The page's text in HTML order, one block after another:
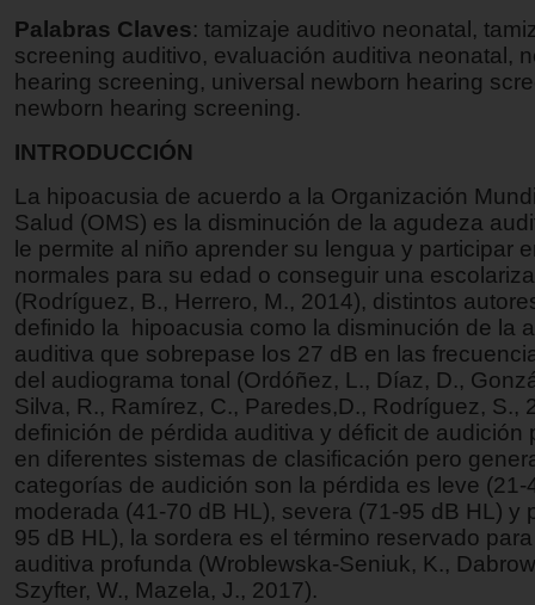
Palabras Claves: tamizaje auditivo neonatal,
screening auditivo, evaluación auditiva neonatal,
hearing screening, universal newborn hearing
newborn hearing screening.
INTRODUCCIÓN
La hipoacusia de acuerdo a la Organización
Salud (OMS) es la disminución de la agudeza
le permite al niño aprender su lengua y participar
normales para su edad o conseguir una
(Rodríguez, B., Herrero, M., 2014), distintos
definido la hipoacusia como la disminución de la
auditiva que sobrepase los 27 dB en las
del audiograma tonal (Ordóñez, L., Díaz, D.,
Silva, R., Ramírez, C., Paredes,D., Rodríguez, S.,
definición de pérdida auditiva y déficit de audición
en diferentes sistemas de clasificación pero
categorías de audición son la pérdida es leve (21-
moderada (41-70 dB HL), severa (71-95 dB HL) y
95 dB HL), la sordera es el término reservado
auditiva profunda (Wroblewska-Seniuk, K.,
Szyfter, W., Mazela, J., 2017).